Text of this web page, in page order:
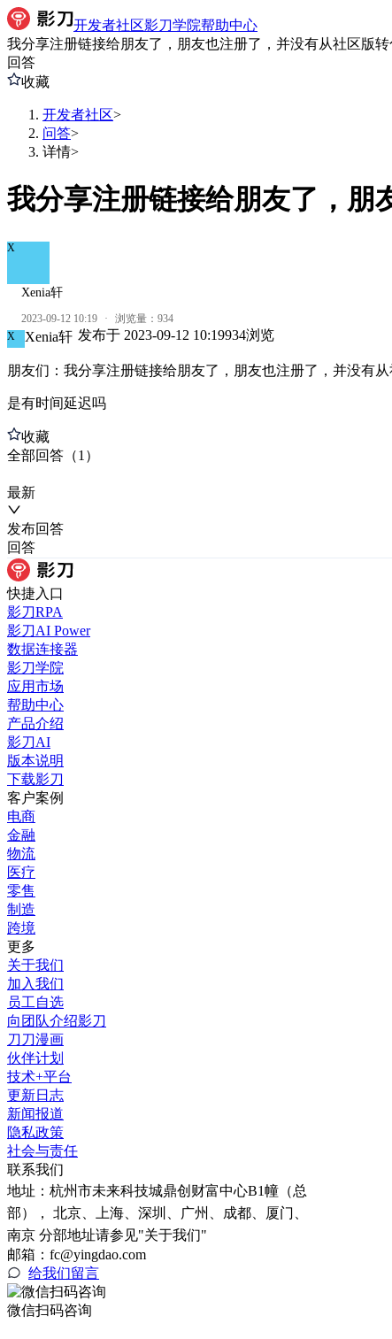
开发者社区影刀学院帮助中心
我分享注册链接给朋友了，朋友也注册了，并没有从社区版
回答
收藏
开发者社区>
问答>
详情>
我分享注册链接给朋友了，朋
X
Xenia轩
2023-09-12 10:19 · 浏览量： 934
X
Xenia轩 发布于 2023-09-12 10:19934浏览
朋友们：我分享注册链接给朋友了，朋友也注册了，并没有
是有时间延迟吗
收藏
全部回答 （1 ）
最新
发布回答
回答
快捷入口
影刀RPA
影刀AI Power
数据连接器
影刀学院
应用市场
帮助中心
产品介绍
影刀AI
版本说明
下载影刀
客户案例
电商
金融
物流
医疗
零售
制造
跨境
更多
关于我们
加入我们
员工自选
向团队介绍影刀
刀刀漫画
伙伴计划
技术+平台
更新日志
新闻报道
隐私政策
社会与责任
联系我们
地址： 杭州市未来科技城鼎创财富中心B1幢（总
部）， 北京、上海、深圳、广州、成都、厦门、
南京 分部地址请参见"关于我们"
邮箱：fc@yingdao.com
给我们留言
微信扫码咨询